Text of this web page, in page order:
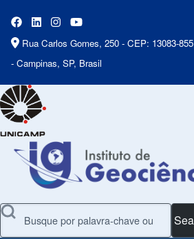
Rua Carlos Gomes, 250 - CEP: 13083-855
- Campinas, SP, Brasil
Search